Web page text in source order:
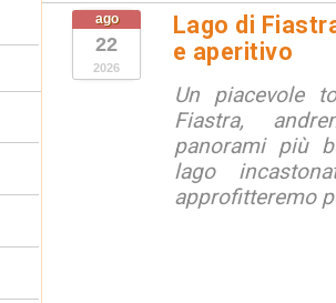
ago
22
2026
Lago di
e aperitivo
Un piacevole
Fiastra,
panorami più
lago
approfitteremo